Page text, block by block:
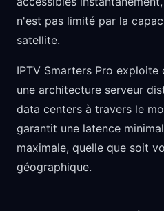
n'est pas limité par la
satellite.
IPTV Smarters Pro
une architecture serveur
data centers à travers le
garantit une latence
maximale, quelle que soit
géographique.